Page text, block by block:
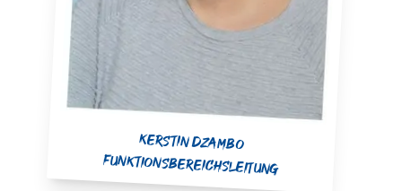
Kerstin Dzambo
Funktionsbereichsleitung